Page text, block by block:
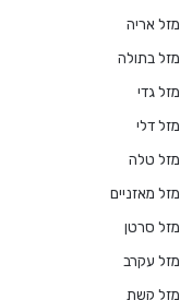
מזל אריה
מזל בתולה
מזל גדי
מזל דלי
מזל טלה
מזל מאזניים
מזל סרטן
מזל עקרב
מזל קשת